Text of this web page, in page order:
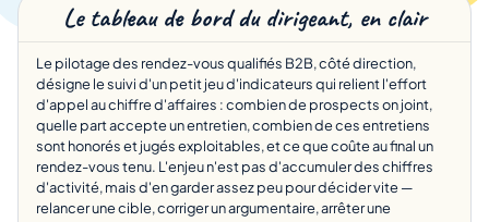
Le tableau de bord du dirigeant, en clair
Le pilotage des rendez-vous qualifiés B2B, côté direction,
désigne le suivi d'un petit jeu d'indicateurs qui relient l'effort
d'appel au chiffre d'affaires : combien de prospects on joint,
quelle part accepte un entretien, combien de ces entretiens
sont honorés et jugés exploitables, et ce que coûte au final un
rendez-vous tenu. L'enjeu n'est pas d'accumuler des chiffres
d'activité, mais d'en garder assez peu pour décider vite —
relancer une cible, corriger un argumentaire, arrêter une